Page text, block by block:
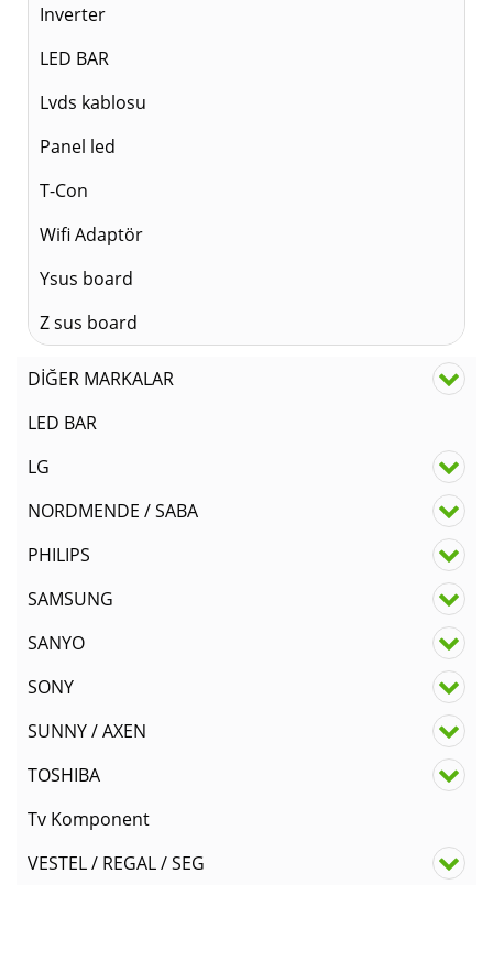
Inverter
LED BAR
Lvds kablosu
Panel led
T-Con
Wifi Adaptör
Ysus board
Z sus board
DİĞER MARKALAR
LED BAR
LG
NORDMENDE / SABA
PHILIPS
SAMSUNG
SANYO
SONY
SUNNY / AXEN
TOSHIBA
Tv Komponent
VESTEL / REGAL / SEG